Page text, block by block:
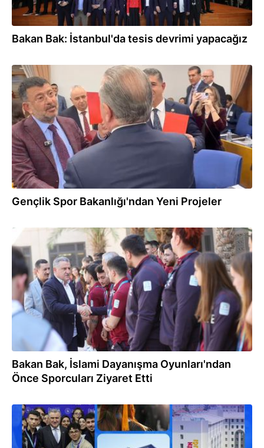
Bakan Bak: İstanbul'da tesis devrimi yapacağız
13.11.2025
Gençlik Spor Bakanlığı'ndan Yeni Projeler
07.11.2025
Bakan Bak, İslami Dayanışma Oyunları'ndan
Önce Sporcuları Ziyaret Etti
04.11.2025